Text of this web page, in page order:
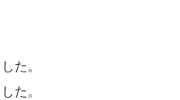
た。
た。